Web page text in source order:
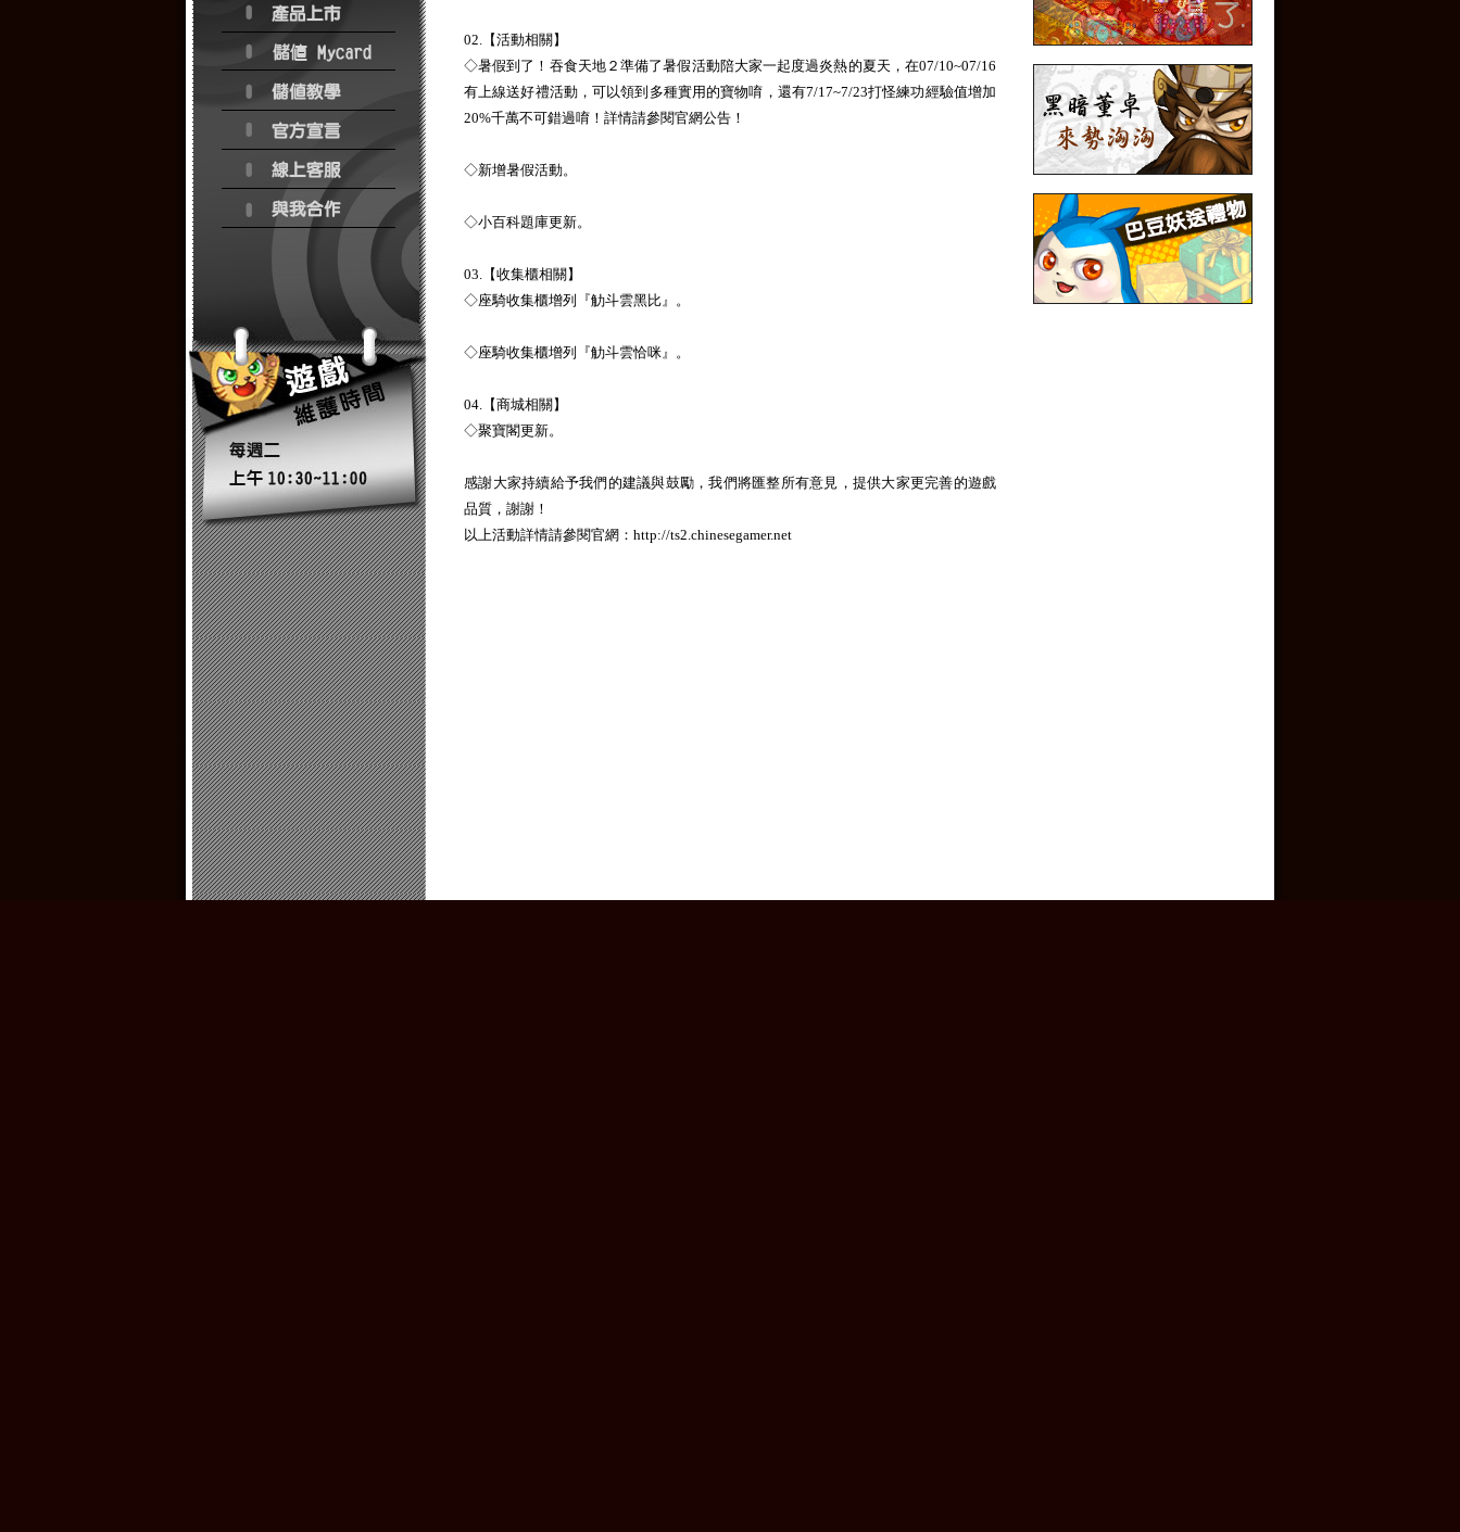
02.【活動相關】
◇暑假到了！吞食天地２準備了暑假活動陪大家一起度過炎熱的夏天，在07/10~07/16
有上線送好禮活動，可以領到多種實用的寶物唷，還有7/17~7/23打怪練功經驗值增加
20%千萬不可錯過唷！詳情請參閱官網公告！
◇新增暑假活動。
◇小百科題庫更新。
03.【收集櫃相關】
◇座騎收集櫃增列『觔斗雲黑比』。
◇座騎收集櫃增列『觔斗雲恰咪』。
04.【商城相關】
◇聚寶閣更新。
感謝大家持續給予我們的建議與鼓勵，我們將匯整所有意見，提供大家更完善的遊戲
品質，謝謝！
以上活動詳情請參閱官網：http://ts2.chinesegamer.net